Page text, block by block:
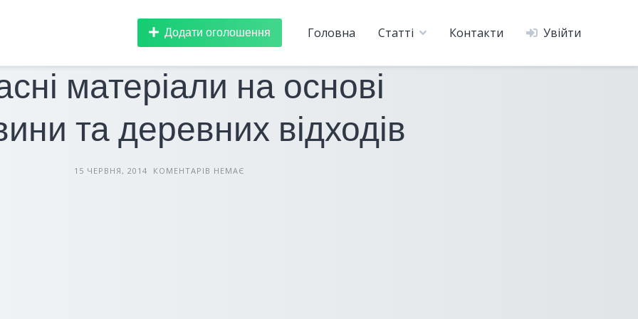
Головна Статті Контакти Увійти
Додати оголошення
БУДІВЕЛЬНІ МАТЕРІАЛИ
матеріали на основі
та деревних відходів
15 ЧЕРВНЯ, 2014 КОМЕНТАРІВ НЕМАЄ